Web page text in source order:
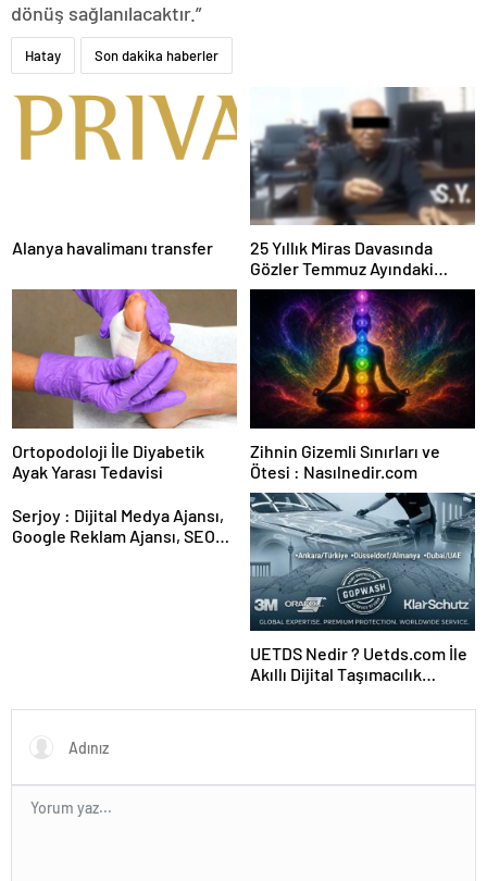
dönüş sağlanılacaktır.”
Hatay Son dakika haberler
Alanya havalimanı transfer
25 Yıllık Miras Davasında
Gözler Temmuz Ayındaki
Karar Duruşmasına Çevrildi
Ortopodoloji İle Diyabetik
Ayak Yarası Tedavisi
Zihnin Gizemli Sınırları ve
Ötesi : Nasılnedir.com
Serjoy : Dijital Medya Ajansı,
Google Reklam Ajansı, SEO
UETDS Nedir ? Uetds.com İle
Akıllı Dijital Taşımacılık